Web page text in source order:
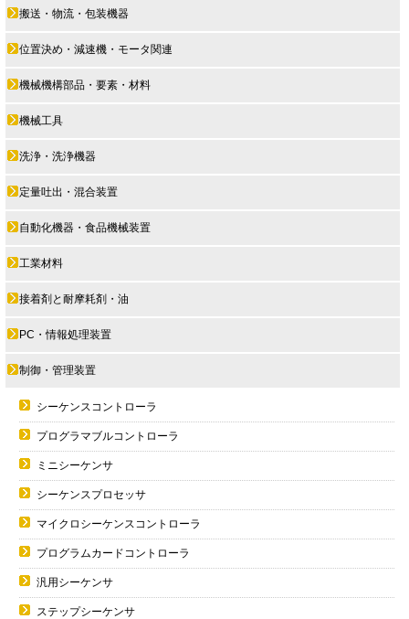
搬送・物流・包装機器
位置決め・減速機・モータ関連
機械機構部品・要素・材料
機械工具
洗浄・洗浄機器
定量吐出・混合装置
自動化機器・食品機械装置
工業材料
接着剤と耐摩耗剤・油
PC・情報処理装置
制御・管理装置
シーケンスコントローラ
プログラマブルコントローラ
ミニシーケンサ
シーケンスプロセッサ
マイクロシーケンスコントローラ
プログラムカードコントローラ
汎用シーケンサ
ステップシーケンサ